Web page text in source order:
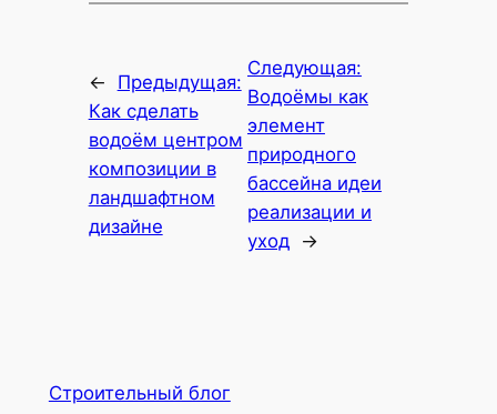
←
Предыдущая:
Как сделать
водоём центром
композиции в
ландшафтном
дизайне
Следующая:
Водоёмы как
элемент
природного
бассейна идеи
реализации и
уход
→
Строительный блог